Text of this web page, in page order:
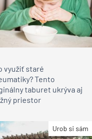
využiť staré
Tento
taburet ukrýva aj
priestor
Urob si sám